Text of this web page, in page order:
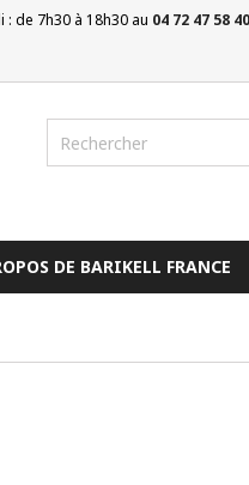
de 7h30 à 18h30 au 04 72 47 58 40
DE BARIKELL FRANCE